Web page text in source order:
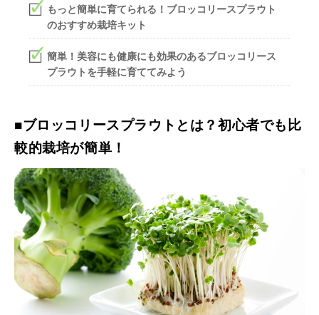
もっと簡単に育てられる！ブロッコリースプラウト
のおすすめ栽培キット
簡単！美容にも健康にも効果のあるブロッコリース
プラウトを手軽に育ててみよう
■ブロッコリースプラウトとは？初心者でも比
較的栽培が簡単！